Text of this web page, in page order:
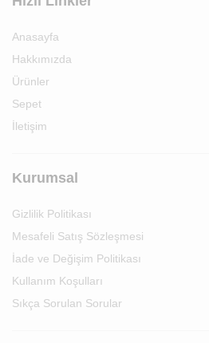
Anasayfa
Hakkımızda
Ürünler
Sepet
İletişim
Kurumsal
Gizlilik Politikası
Mesafeli Satış Sözleşmesi
İade ve Değişim Politikası
Kullanım Koşulları
Sıkça Sorulan Sorular